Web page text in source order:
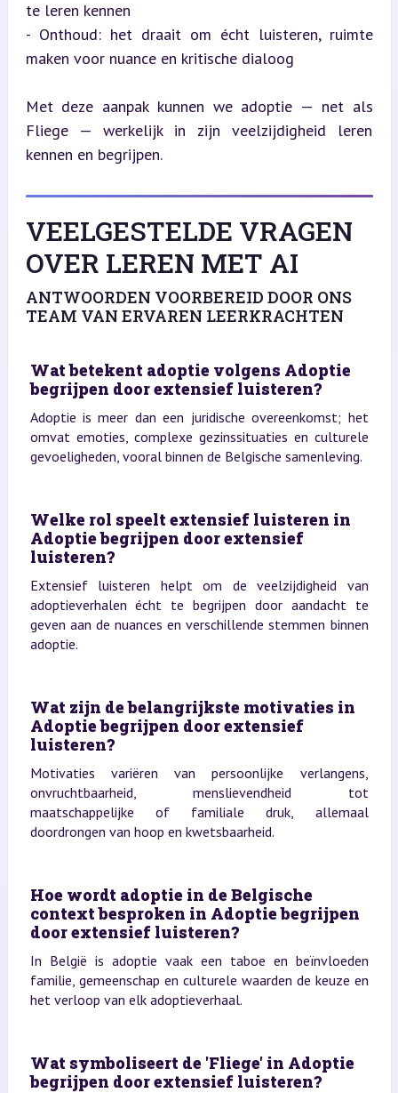
te leren kennen
- Onthoud: het draait om écht luisteren, ruimte
maken voor nuance en kritische dialoog
Met deze aanpak kunnen we adoptie — net als
Fliege — werkelijk in zijn veelzijdigheid leren
kennen en begrijpen.
VEELGESTELDE VRAGEN
OVER LEREN MET AI
ANTWOORDEN VOORBEREID DOOR ONS
TEAM VAN ERVAREN LEERKRACHTEN
Wat betekent adoptie volgens Adoptie
begrijpen door extensief luisteren?
Adoptie is meer dan een juridische overeenkomst; het
omvat emoties, complexe gezinssituaties en culturele
gevoeligheden, vooral binnen de Belgische samenleving.
Welke rol speelt extensief luisteren in
Adoptie begrijpen door extensief
luisteren?
Extensief luisteren helpt om de veelzijdigheid van
adoptieverhalen écht te begrijpen door aandacht te
geven aan de nuances en verschillende stemmen binnen
adoptie.
Wat zijn de belangrijkste motivaties in
Adoptie begrijpen door extensief
luisteren?
Motivaties variëren van persoonlijke verlangens,
onvruchtbaarheid, menslievendheid tot
maatschappelijke of familiale druk, allemaal
doordrongen van hoop en kwetsbaarheid.
Hoe wordt adoptie in de Belgische
context besproken in Adoptie begrijpen
door extensief luisteren?
In België is adoptie vaak een taboe en beïnvloeden
familie, gemeenschap en culturele waarden de keuze en
het verloop van elk adoptieverhaal.
Wat symboliseert de 'Fliege' in Adoptie
begrijpen door extensief luisteren?